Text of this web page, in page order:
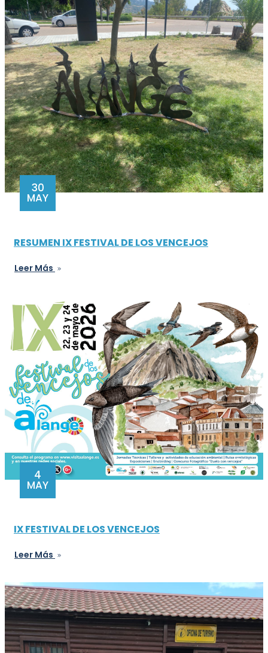
30
MAY
RESUMEN IX FESTIVAL DE LOS VENCEJOS
Leer Más
4
MAY
IX FESTIVAL DE LOS VENCEJOS
Leer Más